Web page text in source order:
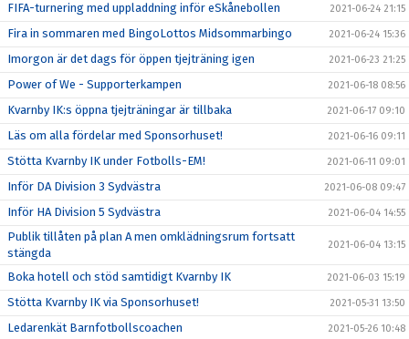
FIFA-turnering med uppladdning inför eSkånebollen 2021-06-24 21:15
Fira in sommaren med BingoLottos Midsommarbingo 2021-06-24 15:36
Imorgon är det dags för öppen tjejträning igen 2021-06-23 21:25
Power of We - Supporterkampen 2021-06-18 08:56
Kvarnby IK:s öppna tjejträningar är tillbaka 2021-06-17 09:10
Läs om alla fördelar med Sponsorhuset! 2021-06-16 09:11
Stötta Kvarnby IK under Fotbolls-EM! 2021-06-11 09:01
Inför DA Division 3 Sydvästra 2021-06-08 09:47
Inför HA Division 5 Sydvästra 2021-06-04 14:55
Publik tillåten på plan A men omklädningsrum fortsatt
stängda
2021-06-04 13:15
Boka hotell och stöd samtidigt Kvarnby IK 2021-06-03 15:19
Stötta Kvarnby IK via Sponsorhuset! 2021-05-31 13:50
Ledarenkät Barnfotbollscoachen 2021-05-26 10:48